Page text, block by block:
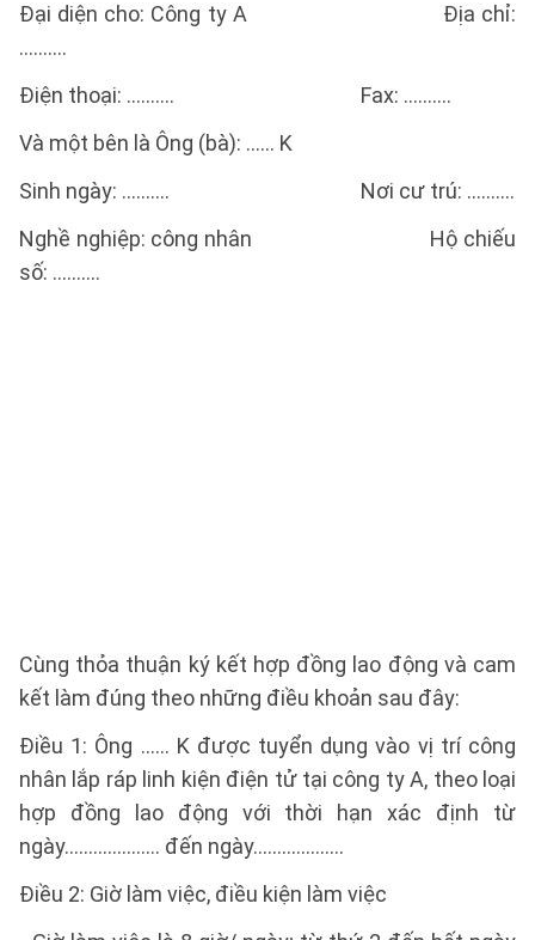
Đại diện cho: Công ty A Địa chỉ:
……….
Điện thoại: ………. Fax: ……….
Và một bên là Ông (bà): …… K
Sinh ngày: ………. Nơi cư trú: ……….
Nghề nghiệp: công nhân Hộ chiếu
số: ……….
Cùng thỏa thuận ký kết hợp đồng lao động và cam
kết làm đúng theo những điều khoản sau đây:
Điều 1: Ông …… K được tuyển dụng vào vị trí công
nhân lắp ráp linh kiện điện tử tại công ty A, theo loại
hợp đồng lao động với thời hạn xác định từ
ngày.................... đến ngày...................
Điều 2: Giờ làm việc, điều kiện làm việc